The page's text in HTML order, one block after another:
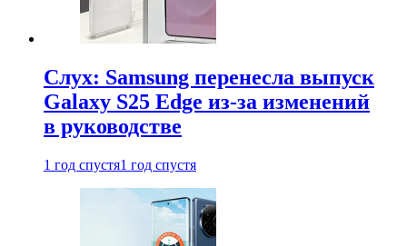
Слух: Samsung перенесла выпуск
Galaxy S25 Edge из-за изменений
в руководстве
1 год спустя1 год спустя